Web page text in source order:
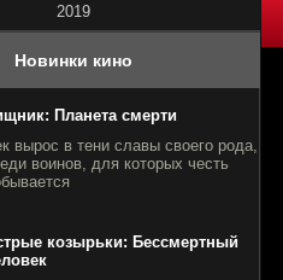
4 5
2019
Новинки кино
Планета смерти
вырос в тени славы своего рода,
воинов, для которых честь
козырьки: Бессмертный